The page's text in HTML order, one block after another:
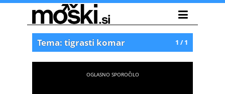
1 / 1
Tema: tigrasti komar